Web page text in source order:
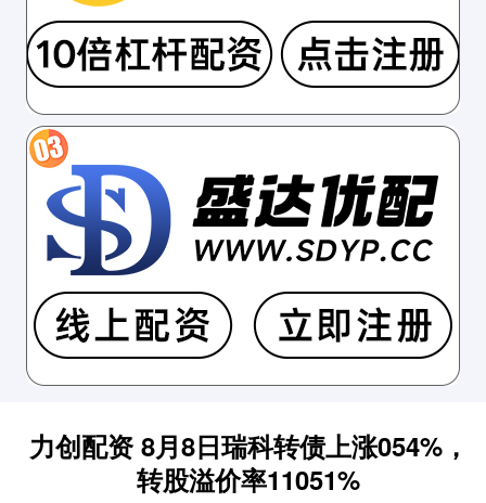
力创配资 8月8日瑞科转债上涨054%，
转股溢价率11051%